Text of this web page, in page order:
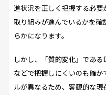
進状況を正しく把握する必要
取り組みが進んでいるかを
らかになります。
しかし、「質的変化」であ
などで把握しにくいのも確
ルが異なるため、客観的な